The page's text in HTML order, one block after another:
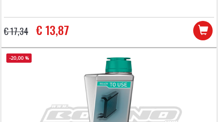
€ 17,34 € 13,87
-20,00 %